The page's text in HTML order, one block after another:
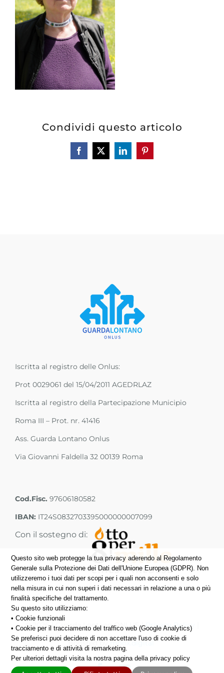
Condividi questo articolo
Facebook
X LinkedInPinterest
Iscritta al registro delle Onlus:
Prot 0029061 del 15/04/2011 AGEDRLAZ
Iscritta al registro della Partecipazione Municipio
Roma III – Prot. nr. 41416
Ass. Guarda Lontano Onlus
Via Giovanni Faldella 32 00139 Roma
Cod.Fisc. 97606180582
IBAN: IT24S0832703395000000007099
Con il sostegno di:
©2026 | Guarda Lontano ONLUS |Privacy Policy
Boosted bymoox.digital
Questo sito web protegge la tua privacy aderendo al Regolamento
Generale sulla Protezione dei Dati dell'Unione Europea (GDPR). Non
utilizzeremo i tuoi dati per scopi per i quali non acconsenti e solo
nella misura in cui non superi i dati necessari in relazione a una o più
finalità specifiche del trattamento.
Su questo sito utilizziamo:
• Cookie funzionali
• Cookie per il tracciamento del traffico web (Google Analytics)
Se preferisci puoi decidere di non accettare l'uso di cookie di
tracciamento e di attività di remarketing.
Per ulteriori dettagli visita la nostra pagina della privacy policy